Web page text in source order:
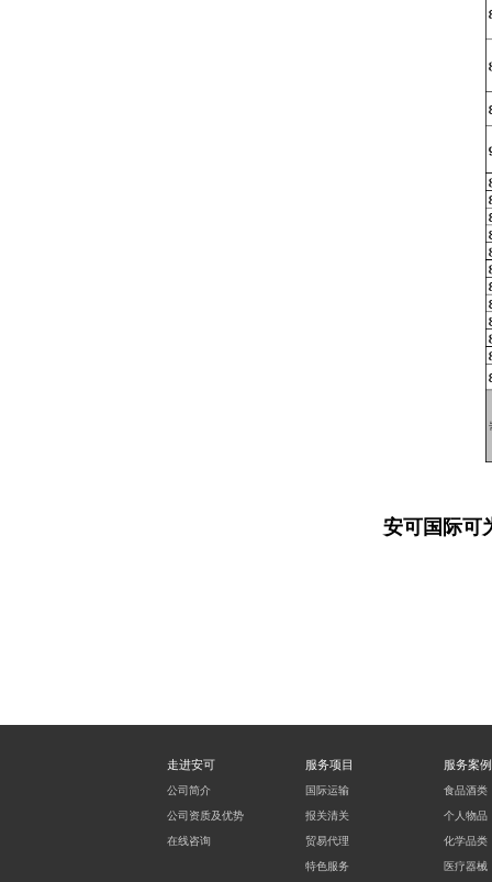
安可国际可
走进安可
公司简介
公司资质及优势
在线咨询
服务项目
国际运输
报关清关
贸易代理
特色服务
服务案例
食品酒类
个人物品
化学品类
医疗器械